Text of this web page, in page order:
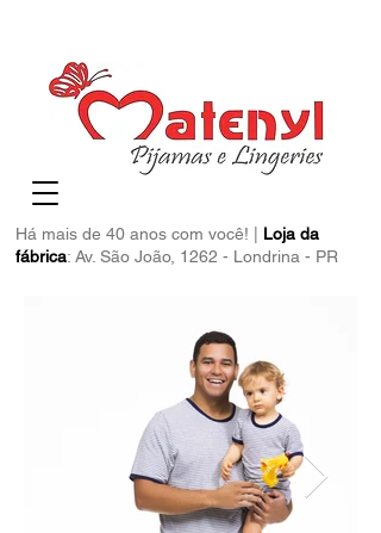
Há mais de 40 anos com você! | Loja da
fábrica: Av. São João, 1262 - Londrina - PR